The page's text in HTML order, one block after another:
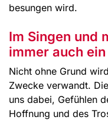
besungen wird.
Im Singen und
immer auch
Nicht ohne Grund
Zwecke verwandt.
uns dabei, Gefühlen
Hoffnung und des